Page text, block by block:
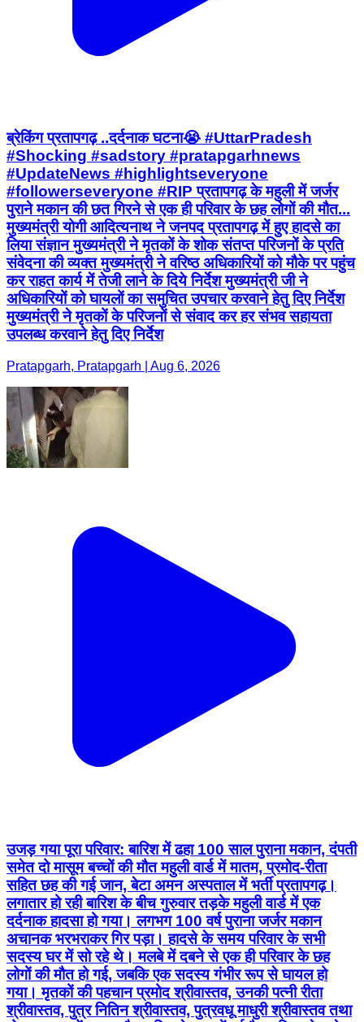
ब्रेकिंग प्रतापगढ़ ..दर्दनाक घटना😭 #UttarPradesh
#Shocking #sadstory #pratapgarhnews
#UpdateNews #highlightseveryone
#followerseveryone #RIP प्रतापगढ़ के महुली में जर्जर
पुराने मकान की छत गिरने से एक ही परिवार के छह लोगों की मौत...
मुख्यमंत्री योगी आदित्यनाथ ने जनपद प्रतापगढ़ में हुए हादसे का
लिया संज्ञान मुख्यमंत्री ने मृतकों के शोक संतप्त परिजनों के प्रति
संवेदना की व्यक्त मुख्यमंत्री ने वरिष्ठ अधिकारियों को मौके पर पहुंच
कर राहत कार्य में तेजी लाने के दिये निर्देश मुख्यमंत्री जी ने
अधिकारियों को घायलों का समुचित उपचार करवाने हेतु दिए निर्देश
मुख्यमंत्री ने मृतकों के परिजनों से संवाद कर हर संभव सहायता
उपलब्ध करवाने हेतु दिए निर्देश
Pratapgarh, Pratapgarh | Aug 6, 2026
उजड़ गया पूरा परिवार: बारिश में ढहा 100 साल पुराना मकान, दंपती
समेत दो मासूम बच्चों की मौत महुली वार्ड में मातम, प्रमोद-रीता
सहित छह की गई जान, बेटा अमन अस्पताल में भर्ती प्रतापगढ़।
लगातार हो रही बारिश के बीच गुरुवार तड़के महुली वार्ड में एक
दर्दनाक हादसा हो गया। लगभग 100 वर्ष पुराना जर्जर मकान
अचानक भरभराकर गिर पड़ा। हादसे के समय परिवार के सभी
सदस्य घर में सो रहे थे। मलबे में दबने से एक ही परिवार के छह
लोगों की मौत हो गई, जबकि एक सदस्य गंभीर रूप से घायल हो
गया। मृतकों की पहचान प्रमोद श्रीवास्तव, उनकी पत्नी रीता
श्रीवास्तव, पुत्र नितिन श्रीवास्तव, पुत्रवधू माधुरी श्रीवास्तव तथा